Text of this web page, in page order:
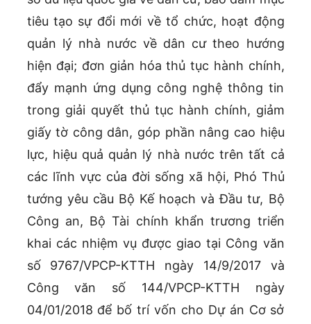
tiêu tạo sự đổi mới về tổ chức, hoạt động
quản lý nhà nước về dân cư theo hướng
hiện đại; đơn giản hóa thủ tục hành chính,
đẩy mạnh ứng dụng công nghệ thông tin
trong giải quyết thủ tục hành chính, giảm
giấy tờ công dân, góp phần nâng cao hiệu
lực, hiệu quả quản lý nhà nước trên tất cả
các lĩnh vực của đời sống xã hội, Phó Thủ
tướng yêu cầu Bộ Kế hoạch và Đầu tư, Bộ
Công an, Bộ Tài chính khẩn trương triển
khai các nhiệm vụ được giao tại Công văn
số 9767/VPCP-KTTH ngày 14/9/2017 và
Công văn số 144/VPCP-KTTH ngày
04/01/2018 để bố trí vốn cho Dự án Cơ sở